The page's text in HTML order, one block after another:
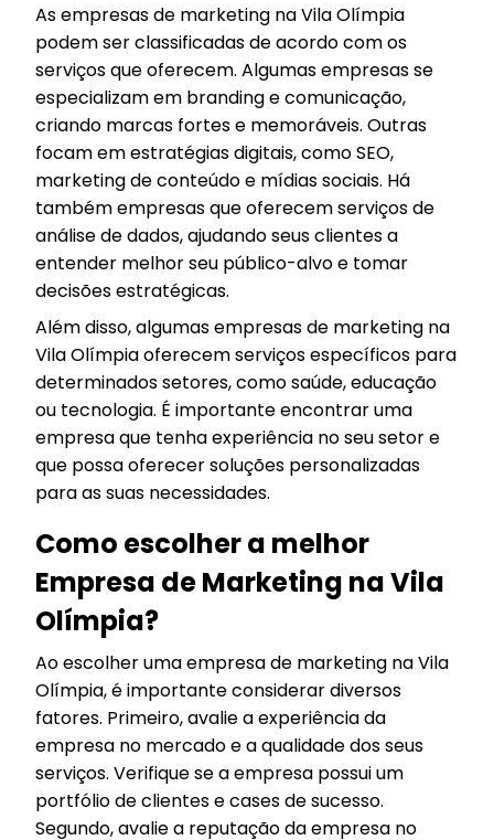
As empresas de marketing na Vila Olímpia
podem ser classificadas de acordo com os
serviços que oferecem. Algumas empresas se
especializam em branding e comunicação,
criando marcas fortes e memoráveis. Outras
focam em estratégias digitais, como SEO,
marketing de conteúdo e mídias sociais. Há
também empresas que oferecem serviços de
análise de dados, ajudando seus clientes a
entender melhor seu público-alvo e tomar
decisões estratégicas.
Além disso, algumas empresas de marketing na
Vila Olímpia oferecem serviços específicos para
determinados setores, como saúde, educação
ou tecnologia. É importante encontrar uma
empresa que tenha experiência no seu setor e
que possa oferecer soluções personalizadas
para as suas necessidades.
Como escolher a melhor
Empresa de Marketing na Vila
Olímpia?
Ao escolher uma empresa de marketing na Vila
Olímpia, é importante considerar diversos
fatores. Primeiro, avalie a experiência da
empresa no mercado e a qualidade dos seus
serviços. Verifique se a empresa possui um
portfólio de clientes e cases de sucesso.
Segundo, avalie a reputação da empresa no